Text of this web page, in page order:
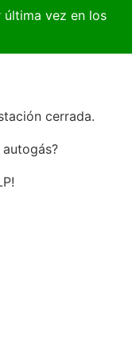
vez en los
cerrada.